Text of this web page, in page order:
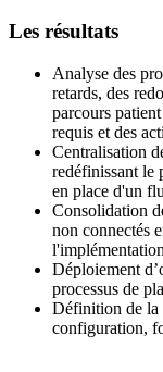
Les résultats
Analyse des
retards, des
parcours
requis et des
Centralisation
redéfinissant le
en place d'un
Consolidation
non connectés
Déploiement
processus de
Définition de la
configuration,